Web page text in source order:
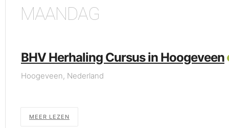
MAANDAG
BHV Herhaling Cursus in Hoogeveen
Hoogeveen, Nederland
MEER LEZEN